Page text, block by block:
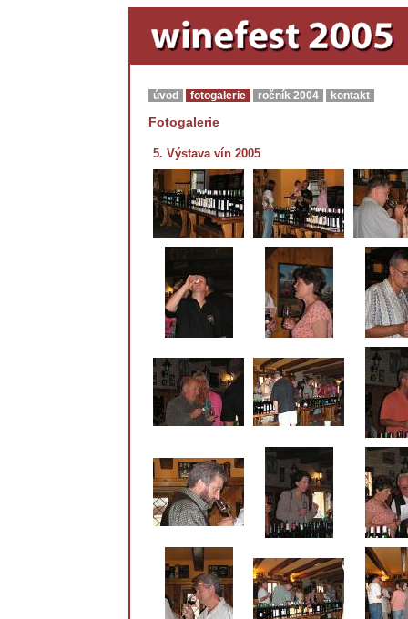
úvod fotogalerie ročník 2004 kontakt
Fotogalerie
5. Výstava vín 2005